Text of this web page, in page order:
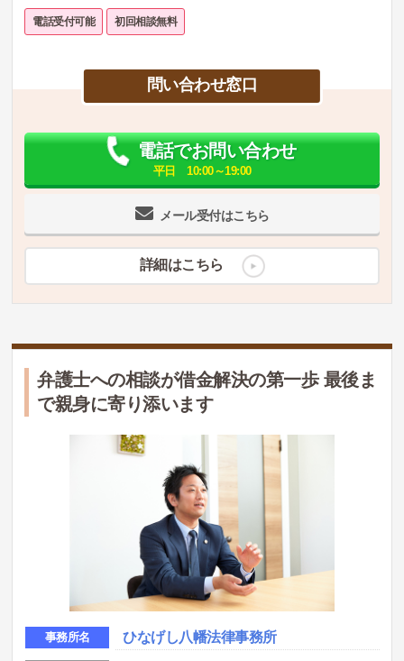
電話受付可能 初回相談無料
問い合わせ窓口
メール受付はこちら
電話でお問い合わせ
平日 10:00～19:00
詳細はこちら
弁護士への相談が借金解決の第一歩 最後ま
で親身に寄り添います
事務所名 ひなげし八幡法律事務所